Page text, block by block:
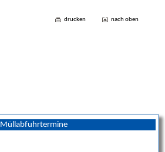
drucken nach oben
Müllabfuhrtermine